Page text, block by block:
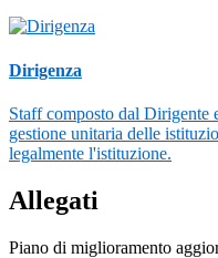
Dirigenza
Staff composto dal Dirigente
gestione unitaria delle
legalmente l'istituzione.
Allegati
Piano di miglioramento